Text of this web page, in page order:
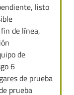
listo
de línea,
de
6
de prueba
prueba